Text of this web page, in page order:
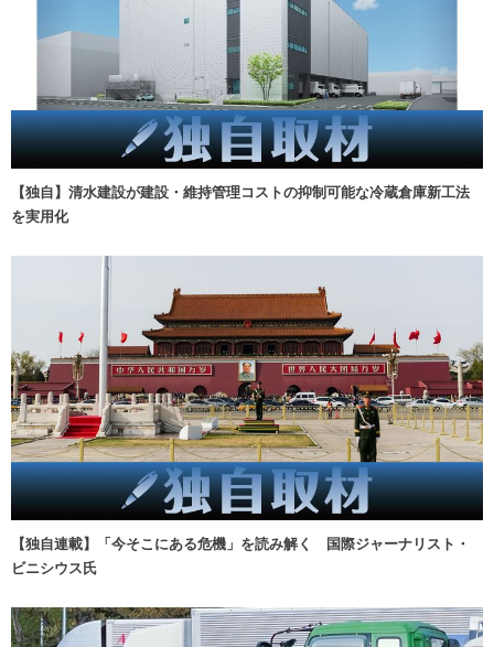
【独自】清水建設が建設・維持管理コストの抑制可能な冷蔵倉庫新工法
を実用化
【独自連載】「今そこにある危機」を読み解く 国際ジャーナリスト・
ビニシウス氏